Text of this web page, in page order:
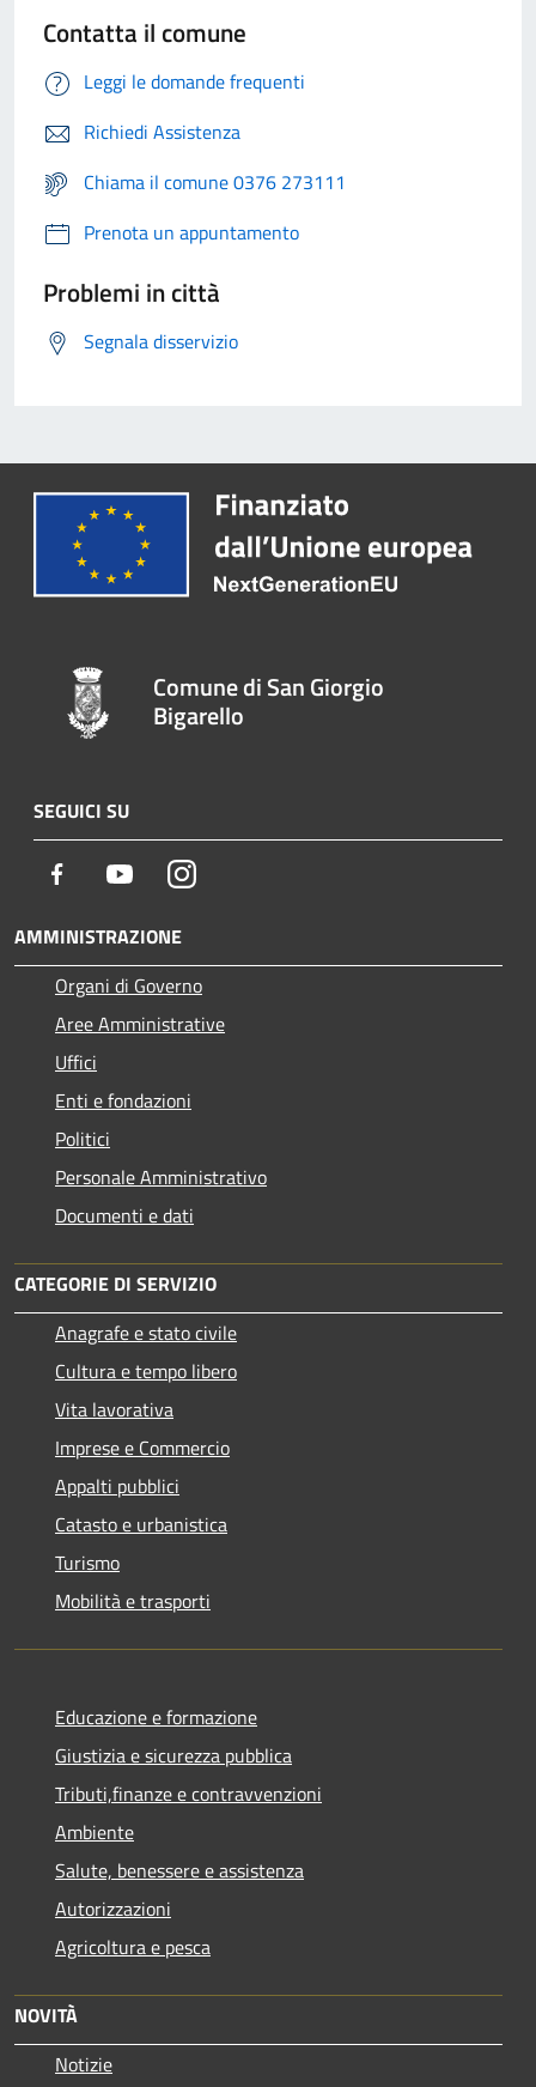
Contatta il comune
Leggi le domande frequenti
Richiedi Assistenza
Chiama il comune 0376 273111
Prenota un appuntamento
Problemi in città
Segnala disservizio
Comune di San Giorgio
Bigarello
SEGUICI SU
Facebook YoutubeInstagram
AMMINISTRAZIONE
Organi di Governo
Aree Amministrative
Uffici
Enti e fondazioni
Politici
Personale Amministrativo
Documenti e dati
CATEGORIE DI SERVIZIO
Anagrafe e stato civile
Cultura e tempo libero
Vita lavorativa
Imprese e Commercio
Appalti pubblici
Catasto e urbanistica
Turismo
Mobilità e trasporti
Educazione e formazione
Giustizia e sicurezza pubblica
Tributi,finanze e contravvenzioni
Ambiente
Salute, benessere e assistenza
Autorizzazioni
Agricoltura e pesca
NOVITÀ
Notizie